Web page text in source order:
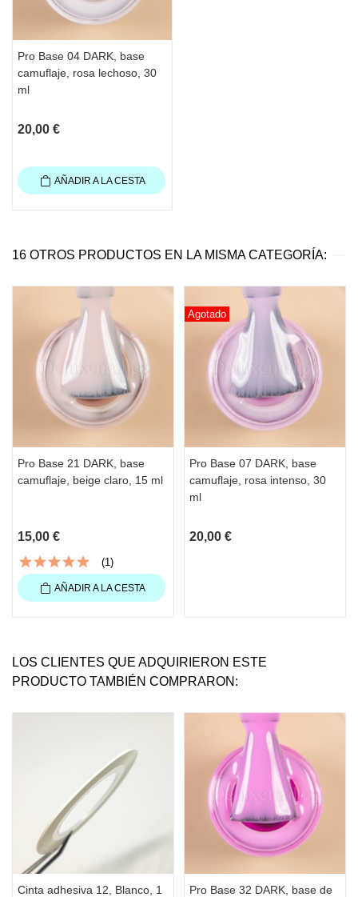
aproximadamente 1 minuto antes de usar
una crema o aceite para cutículas
Hidrate las manos
Contenido: 30 ml
Pro Base 04 DARK, base
camuflaje, rosa lechoso, 30
ml
20,00 €
AÑADIR A LA CESTA
16 OTROS PRODUCTOS EN LA MISMA CATEGORÍA:
Pro Base 21 DARK, base
camuflaje, beige claro, 15 ml
15,00 €
(1)
AÑADIR A LA CESTA
Agotado
Pro Base 07 DARK, base
camuflaje, rosa intenso, 30
ml
20,00 €
LOS CLIENTES QUE ADQUIRIERON ESTE
PRODUCTO TAMBIÉN COMPRARON:
Cinta adhesiva 12, Blanco, 1
Pro Base 32 DARK, base de